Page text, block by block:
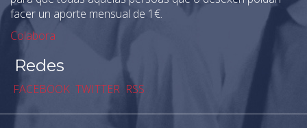
facer un aporte mensual de 1€.
Colabora
Redes
FACEBOOK TWITTER RSS